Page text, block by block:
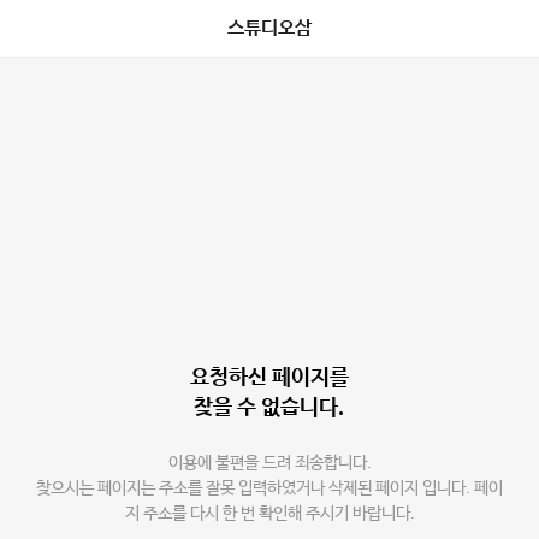
스튜디오삼
요청하신 페이지를
찾을 수 없습니다.
이용에 불편을 드려 죄송합니다.
찾으시는 페이지는 주소를 잘못 입력하였거나 삭제된 페이지 입니다. 페이
지 주소를 다시 한 번 확인해 주시기 바랍니다.